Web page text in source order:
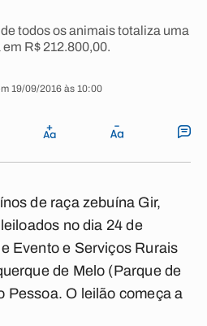
todos os animais totaliza uma
R$ 212.800,00.
19/09/2016 às 10:00
de raça zebuína Gir,
no dia 24 de
Evento e Serviços Rurais
de Melo (Parque de
Pessoa. O leilão começa a